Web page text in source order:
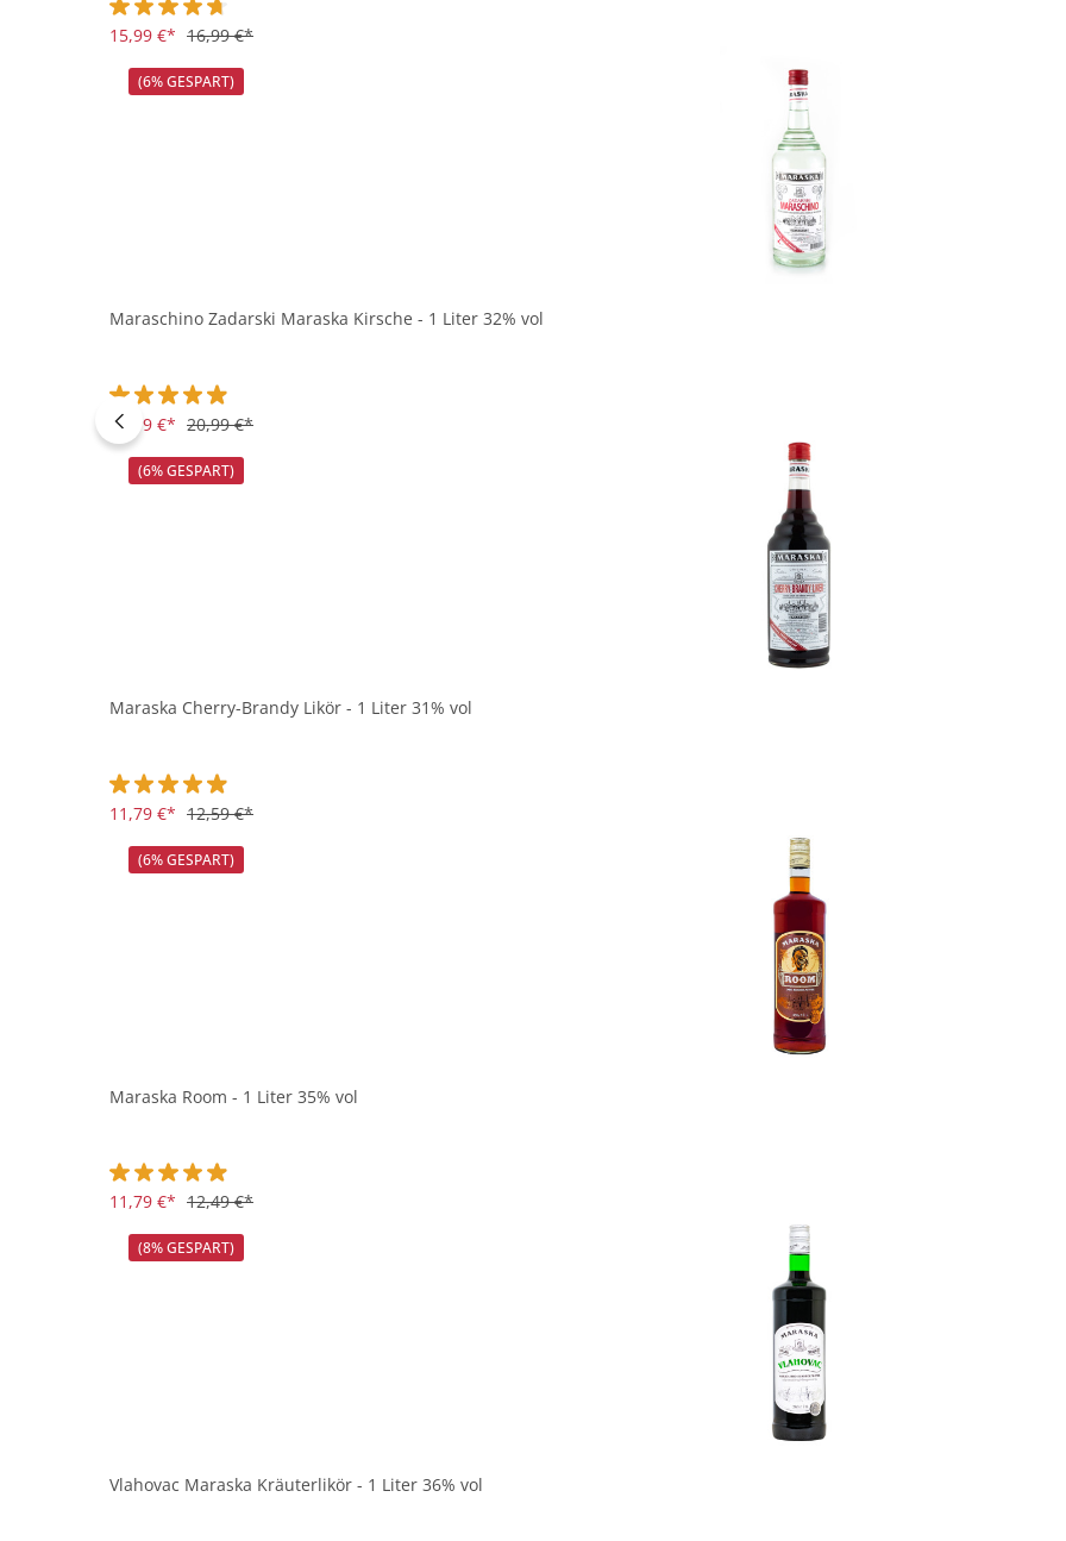
Durchschnittliche Bewertung von 4.7 von 5 Sternen
15,99 €* 16,99 €*
(6% GESPART)
Maraschino Zadarski Maraska Kirsche - 1 Liter 32% vol
Durchschnittliche Bewertung von 4.8 von 5 Sternen
19,79 €* 20,99 €*
In den Korb
(6% GESPART)
Maraska Cherry-Brandy Likör - 1 Liter 31% vol
Durchschnittliche Bewertung von 4.9 von 5 Sternen
11,79 €* 12,59 €*
In den Korb
(6% GESPART)
Maraska Room - 1 Liter 35% vol
Durchschnittliche Bewertung von 4.8 von 5 Sternen
11,79 €* 12,49 €*
In den Korb
(8% GESPART)
Vlahovac Maraska Kräuterlikör - 1 Liter 36% vol
In den Korb